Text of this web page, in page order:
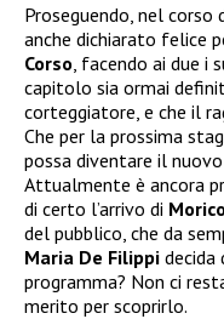
Proseguendo, nel corso
anche dichiarato felice
Corso , facendo ai due i
capitolo sia ormai
corteggiatore, e che il
Che per la prossima
possa diventare il nuovo
Attualmente è ancora
di certo l’arrivo di
del pubblico, che da
Maria De Filippi decida
programma? Non ci
merito per scoprirlo.